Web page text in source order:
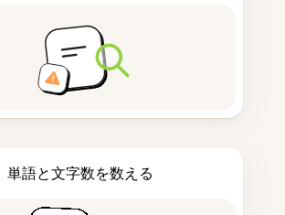
単語と文字数を数える